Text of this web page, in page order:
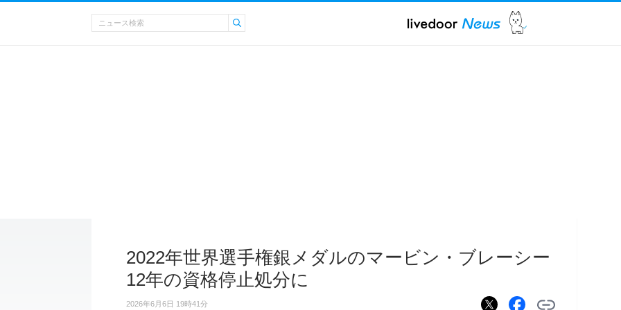
2022年世界選手権銀メダルのマービン・ブレーシー
12年の資格停止処分に
2026年6月6日 19時41分